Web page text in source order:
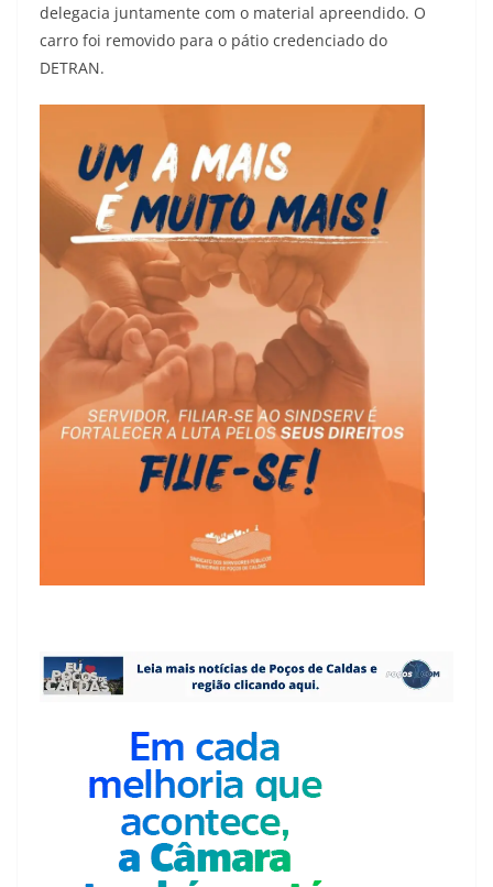
delegacia juntamente com o material apreendido. O
carro foi removido para o pátio credenciado do
DETRAN.